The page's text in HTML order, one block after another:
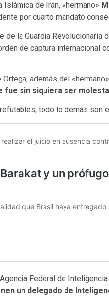
de Irán, «hermano»
por cuarto mandato
de la Guardia Revolucionaria
de captura internacional
Ortega, además del
fue sin siquiera ser
todo lo demás son
Federal de
un delegado de